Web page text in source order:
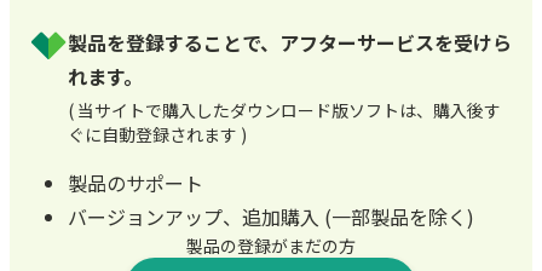
製品を登録することで、アフターサービスを受けら
れます。
( 当サイトで購入したダウンロード版ソフトは、購入後す
ぐに自動登録されます )
製品のサポート
バージョンアップ、追加購入 (一部製品を除く)
製品の登録がまだの方